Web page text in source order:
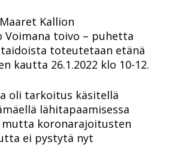
Kallion
Voimana toivo – puhetta
toteutetaan etänä
kautta 26.1.2022 klo 10-12.
oli tarkoitus käsitellä
lähitapaamisessa
mutta koronarajoitusten
ei pystytä nyt